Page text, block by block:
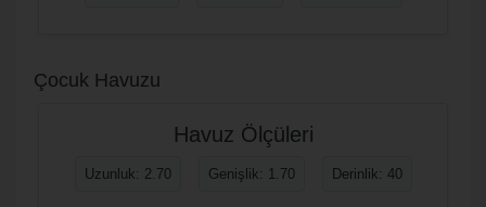
Çocuk Havuzu
Havuz Ölçüleri
Uzunluk: 2.70 Genişlik: 1.70 Derinlik: 40